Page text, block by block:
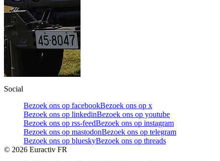
Social
Bezoek ons op facebookBezoek ons op x
Bezoek ons op linkedinBezoek ons op youtube
Bezoek ons op rss-feedBezoek ons op instagram
Bezoek ons op mastodonBezoek ons op telegram
Bezoek ons op blueskyBezoek ons op threads
© 2026 Euractiv FR